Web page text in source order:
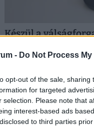
- Do Not Process
opt-out of the sale,
for targeted
selection. Please note that
interest-based ads
to third parties
Készül a
dolgozókat, ha
Hogyan érdemes
hőségriadóban?
lakását, vagy egy
irodaházban, ahol a